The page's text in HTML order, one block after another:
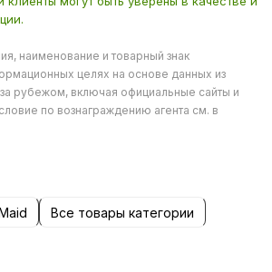
наименование и товарный знак
целях на основе данных из
рубежом, включая официальные сайты и
по вознаграждению агента см. в
Все товары категории